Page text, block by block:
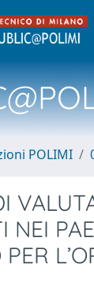
POLIMI
NEI